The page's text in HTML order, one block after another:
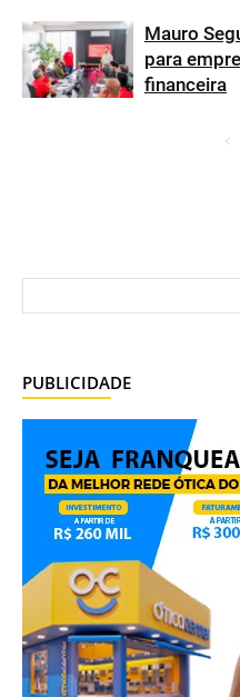
Mauro
para
financeira
PUBLICIDADE